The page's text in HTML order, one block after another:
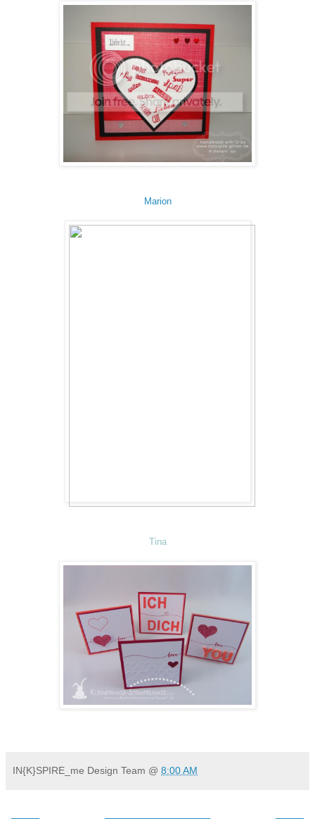
Marion
Tina
IN{K}SPIRE_me Design Team @ 8:00 AM